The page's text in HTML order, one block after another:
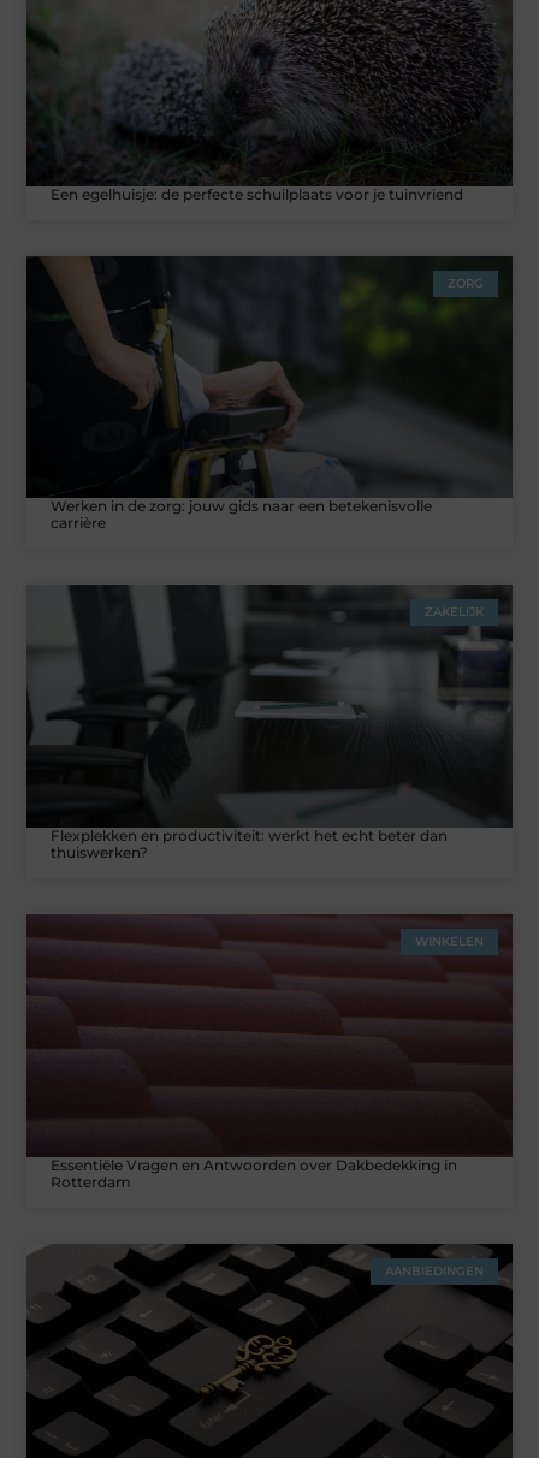
Een egelhuisje: de perfecte schuilplaats voor je tuinvriend
ZORG
Werken in de zorg: jouw gids naar een betekenisvolle
carrière
ZAKELIJK
Flexplekken en productiviteit: werkt het echt beter dan
thuiswerken?
WINKELEN
Essentiële Vragen en Antwoorden over Dakbedekking in
Rotterdam
AANBIEDINGEN